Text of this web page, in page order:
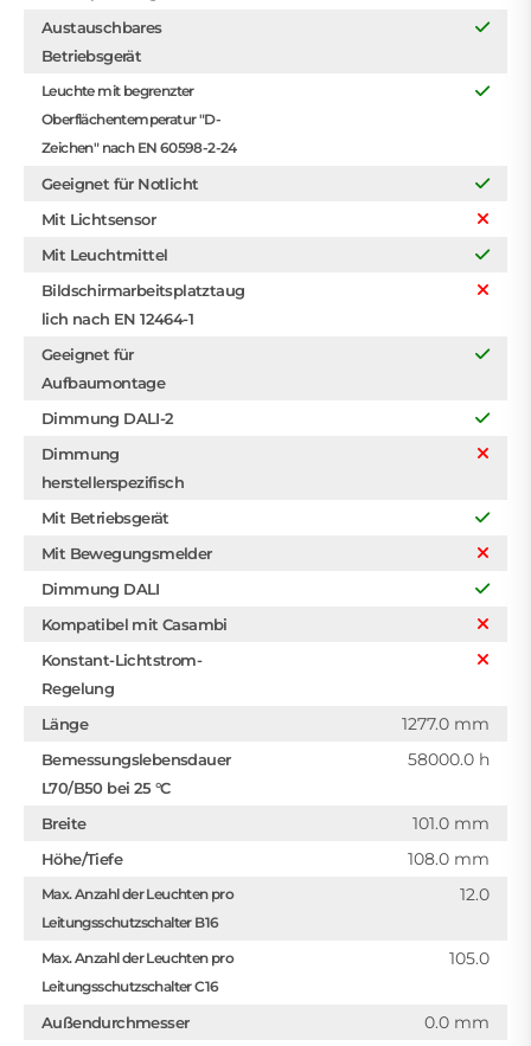
Austauschbares
Betriebsgerät
Leuchte mit begrenzter
Oberflächentemperatur "D-
Zeichen" nach EN 60598-2-24
Geeignet für Notlicht
Mit Lichtsensor
Mit Leuchtmittel
Bildschirmarbeitsplatztaug
lich nach EN 12464-1
Geeignet für
Aufbaumontage
Dimmung DALI-2
Dimmung
herstellerspezifisch
Mit Betriebsgerät
Mit Bewegungsmelder
Dimmung DALI
Kompatibel mit Casambi
Konstant-Lichtstrom-
Regelung
Länge
1277.0 mm
Bemessungslebensdauer
L70/B50 bei 25 °C
58000.0 h
Breite 101.0 mm
Höhe/Tiefe 108.0 mm
Max. Anzahl der Leuchten pro
Leitungsschutzschalter B16
12.0
Max. Anzahl der Leuchten pro
Leitungsschutzschalter C16
105.0
Außendurchmesser 0.0 mm